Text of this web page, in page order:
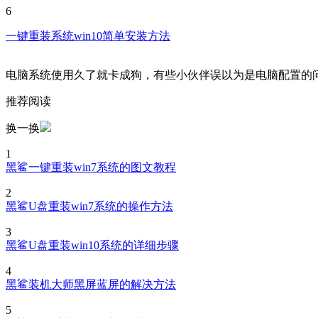
6
一键重装系统win10简单安装方法
电脑系统使用久了就卡成狗，有些小伙伴误以为是电脑配置
推荐阅读
换一换
1
黑鲨一键重装win7系统的图文教程
2
黑鲨U盘重装win7系统的操作方法
3
黑鲨U盘重装win10系统的详细步骤
4
黑鲨装机大师黑屏蓝屏的解决方法
5